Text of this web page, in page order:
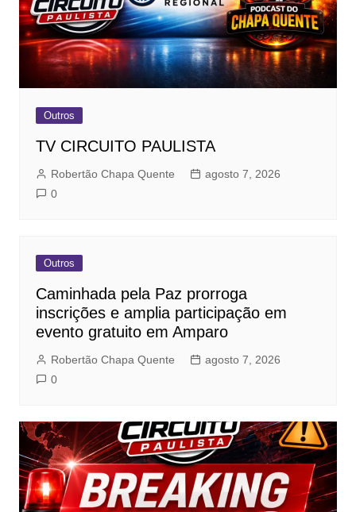
Outros
TV CIRCUITO PAULISTA
Robertão Chapa Quente
agosto 7, 2026
0
Outros
Caminhada pela Paz prorroga
inscrições e amplia participação em
evento gratuito em Amparo
Robertão Chapa Quente
agosto 7, 2026
0